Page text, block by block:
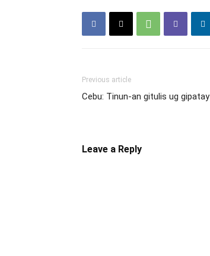
Previous article
Cebu: Tinun-an gitulis ug gipatay
Leave a Reply